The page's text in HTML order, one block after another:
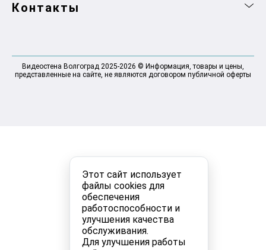
Этот сайт использует
файлы cookies для
обеспечения
работоспособности и
улучшения качества
обслуживания.
Для улучшения работы
Контакты
Видеостена Волгоград 2025-2026 © Информация, товары и цены,
представленные на сайте, не являются договором публичной оферты